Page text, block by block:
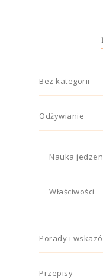
Bez kategorii
Odżywianie
Nauka
Właściwości
Porady i
Przepisy